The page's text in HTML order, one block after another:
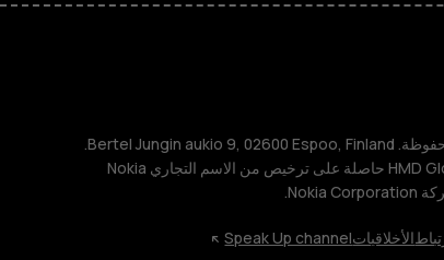
TM و © 2026 HMD Global. جميع الحقوق محفوظة. Bertel Jungin aukio 9, 02600 Espoo, Finland.
مُعرِّف الشركة: 2724044-2. شركة HMD Global Oy حاصلة على ترخيص من الاسم التجاري Nokia
الأخلاقياتSpeak Up channel